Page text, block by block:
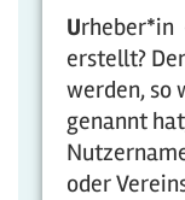
Urheber*in
erstellt?
werden, so
genannt
oder